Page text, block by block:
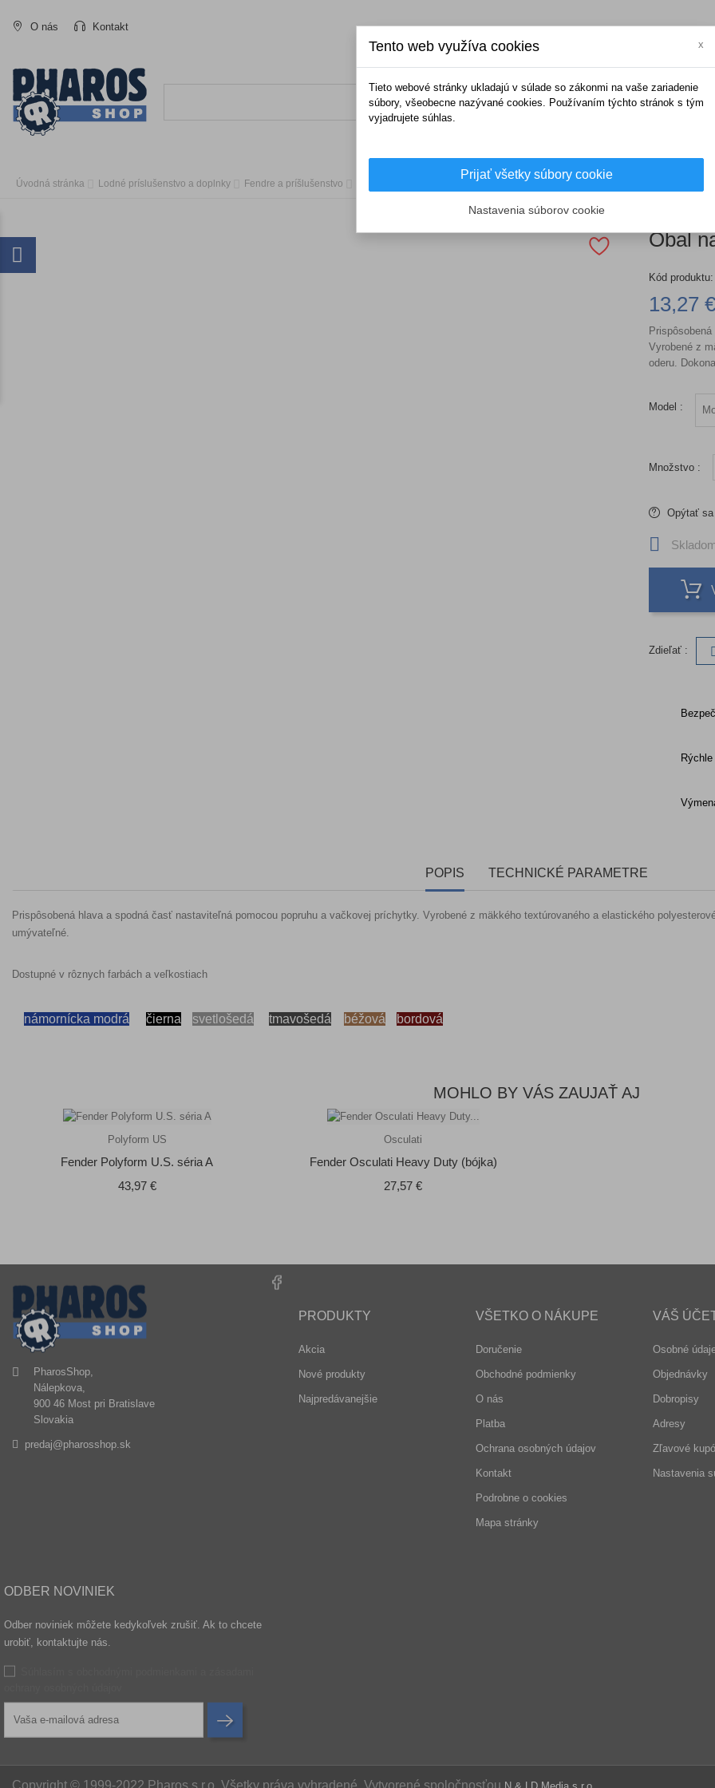
O nás Kontakt
Úvodná stránka Lodné príslušenstvo a doplnky Fendre a príšlušenstvo Obal na bóju - extra mäkký
Obal
Kód produktu:
13,27
Vyrobené z
oderu.
Model :
Množstvo :
Opýtať
Zdieľať :
POPIS TECHNICKÉ PARAMETRE
Prispôsobená hlava a spodná časť nastaviteľná pomocou popruhu a vačkovej príchytky. Vyrobené z mäkkého textúrovaného a elastického
umývateľné.
Dostupné v rôznych farbách a veľkostiach
námornícka modrá čierna svetlošedá tmavošedá béžová bordová
MOHLO BY VÁS ZAUJAŤ AJ
Polyform US
Fender Polyform U.S. séria A
43,97 €Cena
Osculati
Fender Osculati Heavy Duty (bójka)
27,57 €Cena
PharosShop,
Nálepkova,
900 46 Most pri Bratislave
Slovakia
predaj@pharosshop.sk
PRODUKTY
Akcia
Nové produkty
Najpredávanejšie
VŠETKO O NÁKUPE
Doručenie
Obchodné podmienky
O nás
Platba
Ochrana osobných údajov
Kontakt
Podrobne o cookies
Mapa stránky
VÁŠ
Osobné
Objednávky
Dobropisy
Adresy
Zľavové
Nastavenia
ODBER NOVINIEK
Odber noviniek môžete kedykoľvek zrušiť. Ak to chcete
urobiť, kontaktujte nás.
Copyright © 1999-2022 Pharos s.r.o. Všetky práva vyhradené, Vytvorené spoločnosťou
Tento web využíva cookies x
Tieto webové stránky ukladajú v súlade so zákonmi na vaše zariadenie
súbory, všeobecne nazývané cookies. Používaním týchto stránok s tým
vyjadrujete súhlas.
Prijať všetky súbory cookie
Nastavenia súborov cookie